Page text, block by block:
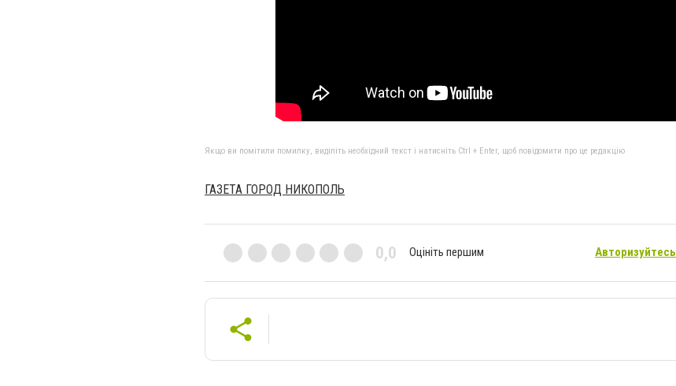
Якщо ви помітили помилку, виділіть необхідний текст і натисніть Ctrl + Enter, щоб повідомити про це редакцію
ГАЗЕТА ГОРОД НИКОПОЛЬ
0,0 Оцініть першим Авторизуйтесь